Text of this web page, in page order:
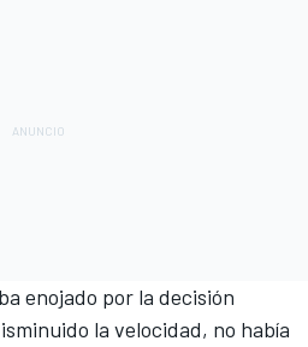
enojado por la decisión
la velocidad, no había